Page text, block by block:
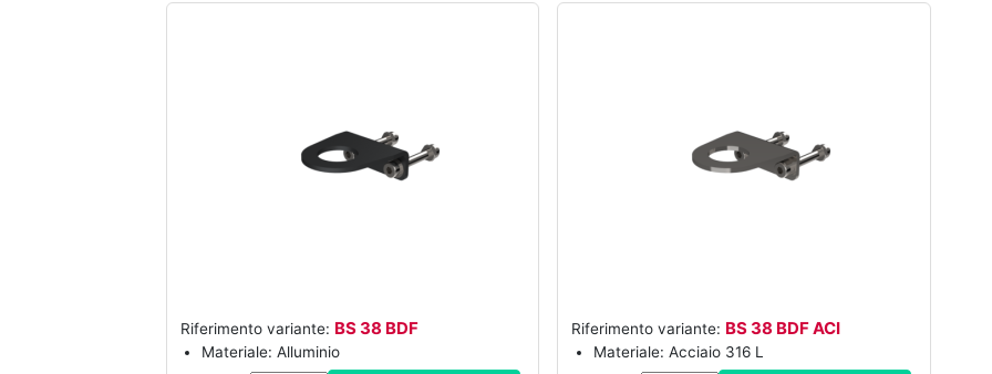
Riferimento variante: BS 38 BDF
Materiale: Alluminio
Riferimento variante: BS 38 BDF ACI
Materiale: Acciaio 316 L